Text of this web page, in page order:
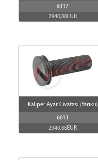
6117
2940,88EUR
Kaliper Ayar Civatası (Yarıklı)
6013
2940,88EUR